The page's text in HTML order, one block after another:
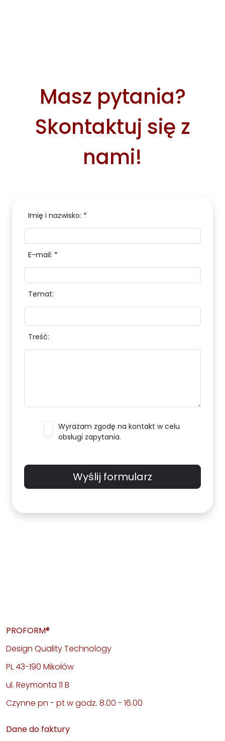
Masz pytania?
Skontaktuj się z
nami!
Imię i nazwisko: *
E-mail: *
Temat:
Treść:
Wyrażam zgodę na kontakt w celu
obsługi zapytania.
Wyślij formularz
PROFORM®
Design Quality Technology
PL 43-190 Mikołów
ul. Reymonta 11 B
Czynne pn - pt w godz. 8.00 - 16.00
Dane do faktury